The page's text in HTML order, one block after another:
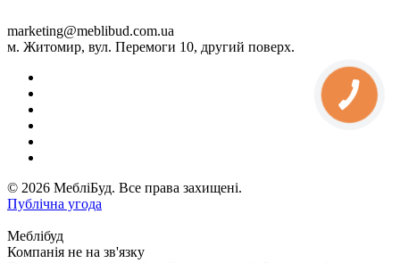
marketing@meblibud.com.ua
м. Житомир, вул. Перемоги 10, другий поверх.
© 2026 МебліБуд. Все права захищені.
Публічна угода
Меблібуд
Компанія не на зв'язку